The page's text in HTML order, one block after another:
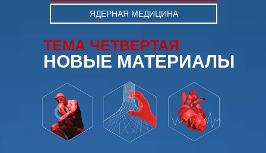
ЯДЕРНАЯ МЕДИЦИНА
НОВЫЕ МАТЕРИАЛЫ
ТЕМА ЧЕТВЕРТАЯ